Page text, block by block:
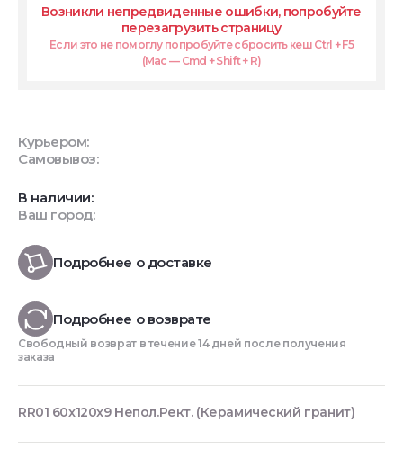
Возникли непредвиденные ошибки, попробуйте
перезагрузить страницу
Если это не помоглу попробуйте сбросить кеш Ctrl + F5
(Mac — Cmd + Shift + R)
Курьером:
Самовывоз:
В наличии:
Ваш город:
Подробнее о доставке
Подробнее о возврате
Свободный возврат в течение 14 дней после получения
заказа
RR01 60x120x9 Непол.Рект. (Керамический гранит)